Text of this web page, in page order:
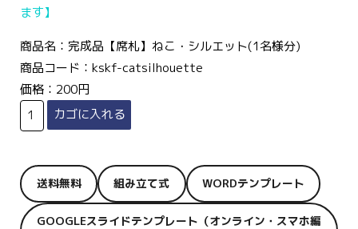
ます】
商品名：完成品【席札】ねこ・シルエット(1名様分)
商品コード：kskf-catsilhouette
価格：200円
送料無料 組み立て式 WORDテンプレート
GOOGLEスライドテンプレート（オンライン・スマホ編